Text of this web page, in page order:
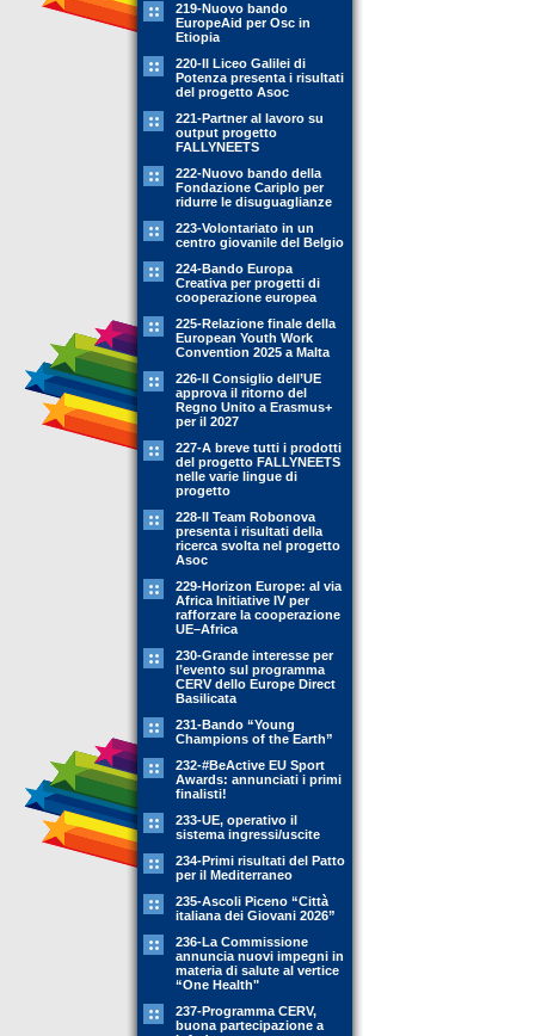
219-Nuovo bando
EuropeAid per Osc in
Etiopia
220-Il Liceo Galilei di
Potenza presenta i risultati
del progetto Asoc
221-Partner al lavoro su
output progetto
FALLYNEETS
222-Nuovo bando della
Fondazione Cariplo per
ridurre le disuguaglianze
223-Volontariato in un
centro giovanile del Belgio
224-Bando Europa
Creativa per progetti di
cooperazione europea
225-Relazione finale della
European Youth Work
Convention 2025 a Malta
226-Il Consiglio dell’UE
approva il ritorno del
Regno Unito a Erasmus+
per il 2027
227-A breve tutti i prodotti
del progetto FALLYNEETS
nelle varie lingue di
progetto
228-Il Team Robonova
presenta i risultati della
ricerca svolta nel progetto
Asoc
229-Horizon Europe: al via
Africa Initiative IV per
rafforzare la cooperazione
UE–Africa
230-Grande interesse per
l’evento sul programma
CERV dello Europe Direct
Basilicata
231-Bando “Young
Champions of the Earth”
232-#BeActive EU Sport
Awards: annunciati i primi
finalisti!
233-UE, operativo il
sistema ingressi/uscite
234-Primi risultati del Patto
per il Mediterraneo
235-Ascoli Piceno “Città
italiana dei Giovani 2026”
236-La Commissione
annuncia nuovi impegni in
materia di salute al vertice
“One Health"
237-Programma CERV,
buona partecipazione a